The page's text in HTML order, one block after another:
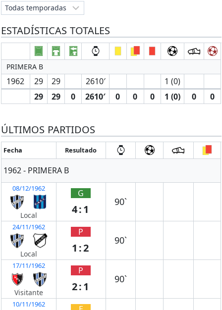
ESTADÍSTICAS TOTALES
PRIMERA B
1962 29 29 2610′
1 (0)
29
29 0 2610′ 0 0 0 1 (0) 0 0
ÚLTIMOS PARTIDOS
Fecha Resultado
1962 - PRIMERA B
08/12/1962
Local
G
4:1
90`
24/11/1962
Local
P
1:2
90`
17/11/1962
Visitante
P
2:1
90`
10/11/1962